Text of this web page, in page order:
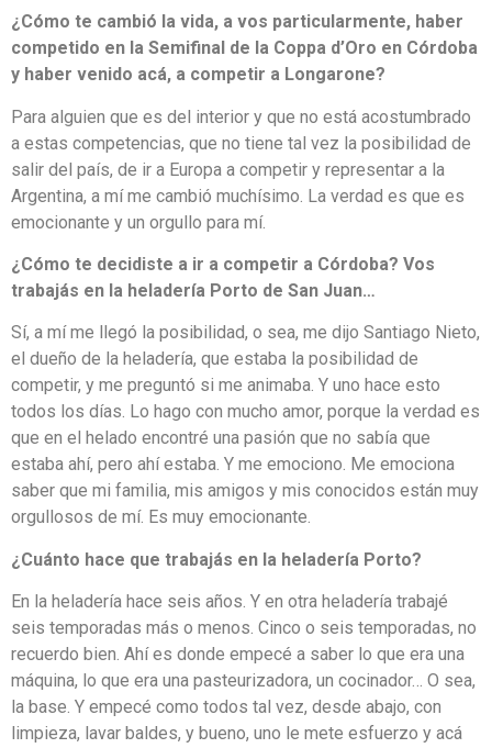
¿Cómo te cambió la vida, a vos particularmente, haber
competido en la Semifinal de la Coppa d’Oro en Córdoba
y haber venido acá, a competir a Longarone?
Para alguien que es del interior y que no está acostumbrado
a estas competencias, que no tiene tal vez la posibilidad de
salir del país, de ir a Europa a competir y representar a la
Argentina, a mí me cambió muchísimo. La verdad es que es
emocionante y un orgullo para mí.
¿Cómo te decidiste a ir a competir a Córdoba? Vos
trabajás en la heladería Porto de San Juan…
Sí, a mí me llegó la posibilidad, o sea, me dijo Santiago Nieto,
el dueño de la heladería, que estaba la posibilidad de
competir, y me preguntó si me animaba. Y uno hace esto
todos los días. Lo hago con mucho amor, porque la verdad es
que en el helado encontré una pasión que no sabía que
estaba ahí, pero ahí estaba. Y me emociono. Me emociona
saber que mi familia, mis amigos y mis conocidos están muy
orgullosos de mí. Es muy emocionante.
¿Cuánto hace que trabajás en la heladería Porto?
En la heladería hace seis años. Y en otra heladería trabajé
seis temporadas más o menos. Cinco o seis temporadas, no
recuerdo bien. Ahí es donde empecé a saber lo que era una
máquina, lo que era una pasteurizadora, un cocinador… O sea,
la base. Y empecé como todos tal vez, desde abajo, con
limpieza, lavar baldes, y bueno, uno le mete esfuerzo y acá